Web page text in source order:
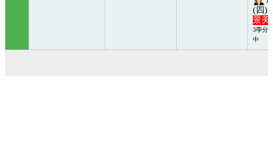
(四
景美
3學分
中